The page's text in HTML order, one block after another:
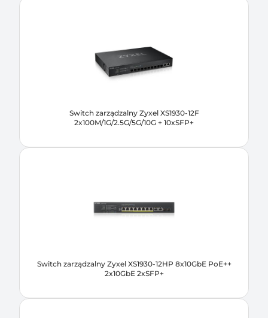
Switch zarządzalny Zyxel XS1930-12F
2x100M/1G/2.5G/5G/10G + 10xSFP+
Switch zarządzalny Zyxel XS1930-12HP 8x10GbE PoE++
2x10GbE 2xSFP+